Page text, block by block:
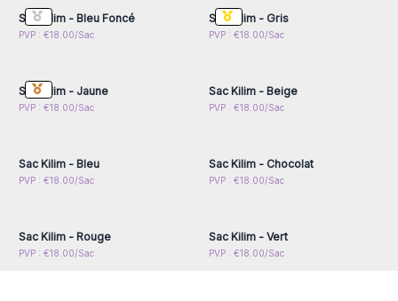
Sac Kilim - Bleu Foncé
PVP : €18.00/Sac
Sac Kilim - Gris
PVP : €18.00/Sac
Connectez-vous ou
Sac Kilim - Jaune
PVP : €18.00/Sac
Connectez-vous ou
Sac Kilim - Beige
PVP : €18.00/Sac
Connectez-vous ou
Sac Kilim - Bleu
PVP : €18.00/Sac
Connectez-vous ou
Sac Kilim - Chocolat
PVP : €18.00/Sac
Connectez-vous ou
Sac Kilim - Rouge
PVP : €18.00/Sac
Connectez-vous ou
Sac Kilim - Vert
PVP : €18.00/Sac